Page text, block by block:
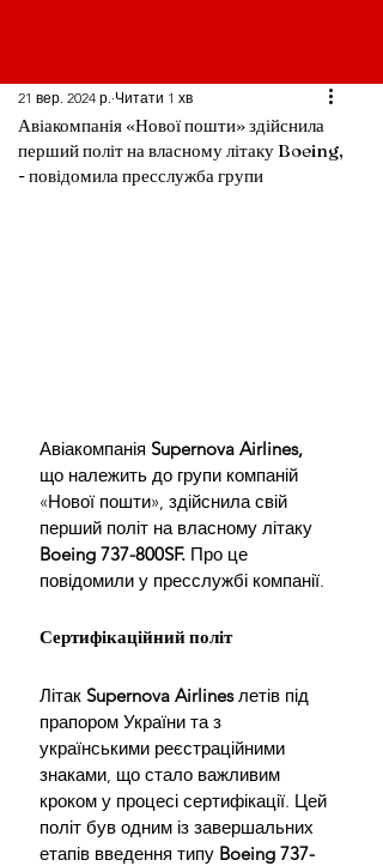
Авіакомпанія «Нової пошти» здійснила
перший політ на власному літаку Boeing,
- повідомила пресслужба групи
21 вер. 2024 р. Читати 1 хв
Авіакомпанія Supernova Airlines,
що належить до групи компаній
«Нової пошти», здійснила свій
перший політ на власному літаку
Boeing 737-800SF. Про це
повідомили у пресслужбі компанії.
Сертифікаційний політ
Літак Supernova Airlines летів під
прапором України та з
українськими реєстраційними
знаками, що стало важливим
кроком у процесі сертифікації. Цей
політ був одним із завершальних
етапів введення типу Boeing 737-